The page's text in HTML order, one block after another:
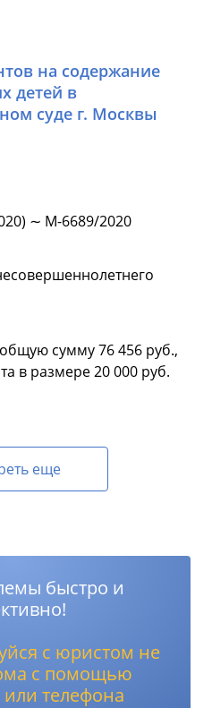
на содержание
детей в
суде г. Москвы
∼ М-6689/2020
сумму 76 456 руб.,
в размере 20 000 руб.
еще
быстро и
с юристом не
с помощью
телефона